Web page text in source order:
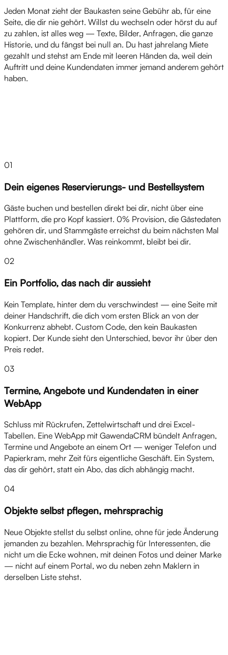
Jeden Monat zieht der Baukasten seine Gebühr ab, für eine
Seite, die dir nie gehört. Willst du wechseln oder hörst du auf
zu zahlen, ist alles weg — Texte, Bilder, Anfragen, die ganze
Historie, und du fängst bei null an. Du hast jahrelang Miete
gezahlt und stehst am Ende mit leeren Händen da, weil dein
Auftritt und deine Kundendaten immer jemand anderem gehört
haben.
01
Dein eigenes Reservierungs- und Bestellsystem
Gäste buchen und bestellen direkt bei dir, nicht über eine
Plattform, die pro Kopf kassiert. 0% Provision, die Gästedaten
gehören dir, und Stammgäste erreichst du beim nächsten Mal
ohne Zwischenhändler. Was reinkommt, bleibt bei dir.
02
Ein Portfolio, das nach dir aussieht
Kein Template, hinter dem du verschwindest — eine Seite mit
deiner Handschrift, die dich vom ersten Blick an von der
Konkurrenz abhebt. Custom Code, den kein Baukasten
kopiert. Der Kunde sieht den Unterschied, bevor ihr über den
Preis redet.
03
Termine, Angebote und Kundendaten in einer
WebApp
Schluss mit Rückrufen, Zettelwirtschaft und drei Excel-
Tabellen. Eine WebApp mit GawendaCRM bündelt Anfragen,
Termine und Angebote an einem Ort — weniger Telefon und
Papierkram, mehr Zeit fürs eigentliche Geschäft. Ein System,
das dir gehört, statt ein Abo, das dich abhängig macht.
04
Objekte selbst pflegen, mehrsprachig
Neue Objekte stellst du selbst online, ohne für jede Änderung
jemanden zu bezahlen. Mehrsprachig für Interessenten, die
nicht um die Ecke wohnen, mit deinen Fotos und deiner Marke
— nicht auf einem Portal, wo du neben zehn Maklern in
derselben Liste stehst.